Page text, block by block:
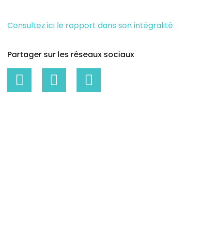
Consultez ici le rapport dans son intégralité
Partager sur les réseaux sociaux